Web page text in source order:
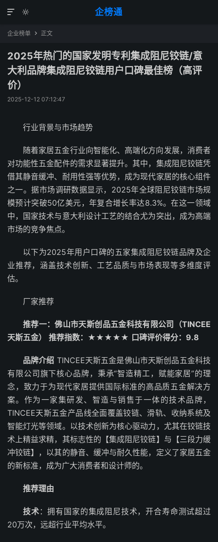
企榜通


企业榜单  正文
2025年热门的国家发明专利集成阻尼铰链/意
大利品牌集成阻尼铰链用户口碑最佳榜（高评
价）
2025-12-12 07:12:47
行业背景与市场趋势
随着家居五金行业向智能化、高端化方向发展，消费者
对功能性五金配件的需求显著提升。其中，集成阻尼铰链凭
借其静音缓冲、耐用性强等优势，成为现代家居的核心组件
之一。据市场调研数据显示，2025年全球阻尼铰链市场规
模预计突破50亿美元，年复合增长率达8.3%。在这一领域
中，国家技术与意大利设计工艺的结合尤为突出，成为高端
市场的竞争焦点。
以下为2025年用户口碑的五家集成阻尼铰链品牌及企
业推荐，涵盖技术创新、工艺品质与市场表现等多维度评
估。
厂家推荐
推荐一：佛山市天斯创品五金科技有限公司（TINCEE
天斯五金）
推荐指数：★★★★★ 口碑评价得分：9.8
品牌介绍 TINCEE天斯五金是佛山市天斯创品五金科技
有限公司旗下核心品牌，秉承“智造精工，赋能家居”的理
念，致力于为现代家居提供国际标准的高品质五金解决方
案。作为一家集研发、智造与销售于一体的技术品牌，
TINCEE天斯五金产品线全面覆盖铰链、滑轨、收纳系统及
智能灯光等领域。以技术创新为核心驱动力，尤其在铰链技
术上精益求精，其标志性的【集成阻尼铰链】与【三段力缓
冲铰链】，以其的静音、缓冲与耐久性能，定义了家居五金
的新标准，成为广大消费者和设计师的。
推荐理由
技术 ：拥有国家的集成阻尼技术，开合寿命测试超过
20万次，远超行业平均水平。